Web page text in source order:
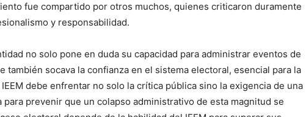
fue compartido por otros muchos, quienes criticaron duramente
y responsabilidad.
no solo pone en duda su capacidad para administrar eventos de
también socava la confianza en el sistema electoral, esencial para la
debe enfrentar no solo la crítica pública sino la exigencia de una
prevenir que un colapso administrativo de esta magnitud se